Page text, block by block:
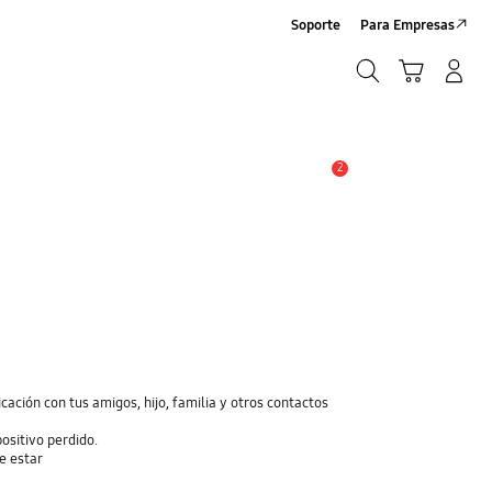
Soporte Para Empresas
2
con tus amigos, hijo, familia y otros contactos
perdido.
estar